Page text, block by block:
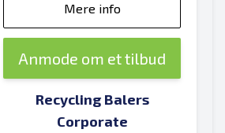
Mere info
Anmode om et tilbud
Recycling Balers
Corporate